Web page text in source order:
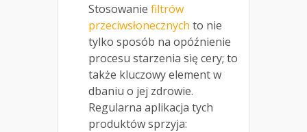
Stosowanie filtrów
przeciwsłonecznych to nie
tylko sposób na opóźnienie
procesu starzenia się cery; to
także kluczowy element w
dbaniu o jej zdrowie.
Regularna aplikacja tych
produktów sprzyja: